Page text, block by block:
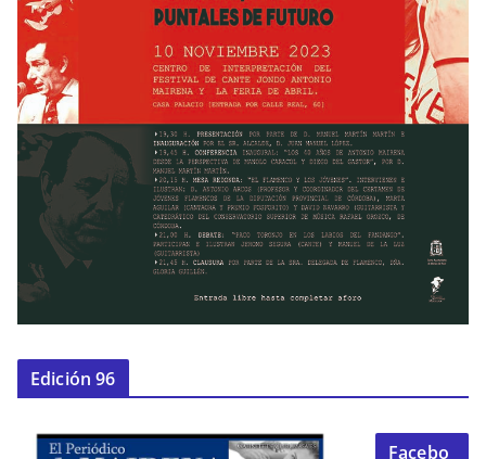
Edición 96
Facebo